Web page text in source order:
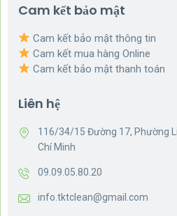
Cam kết bảo mật
Cam kết bảo mật thông tin
Cam kết mua hàng Online
Cam kết bảo mật thanh toán
Liên hệ
116/34/15 Đường 17, Phường
Chí Minh
09.09.05.80.20
info.tktclean@gmail.com